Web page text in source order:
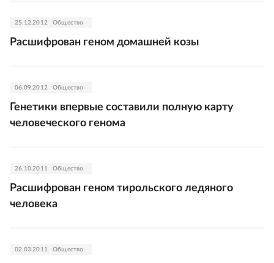
25.12.2012 Общество
Расшифрован геном домашней козы
06.09.2012 Общество
Генетики впервые составили полную карту
человеческого генома
26.10.2011 Общество
Расшифрован геном тирольского ледяного
человека
02.03.2011 Общество